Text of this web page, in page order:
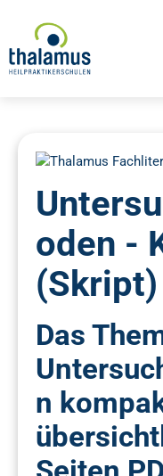
oden -
Das
n